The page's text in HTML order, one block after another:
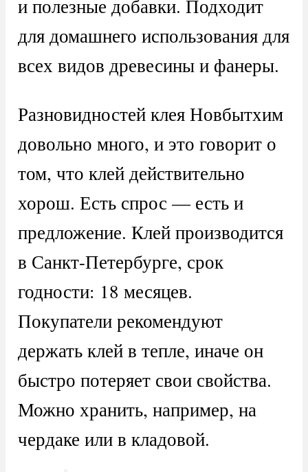
и полезные добавки. Подходит
для домашнего использования для
всех видов древесины и фанеры.
Разновидностей клея Новбытхим
довольно много, и это говорит о
том, что клей действительно
хорош. Есть спрос — есть и
предложение. Клей производится
в Санкт-Петербурге, срок
годности: 18 месяцев.
Покупатели рекомендуют
держать клей в тепле, иначе он
быстро потеряет свои свойства.
Можно хранить, например, на
чердаке или в кладовой.